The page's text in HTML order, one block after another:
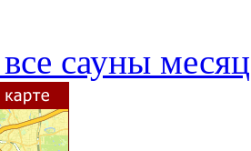
сауны